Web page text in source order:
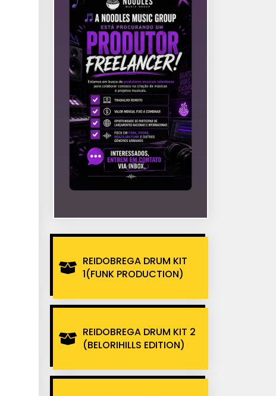
REIDOBREGA DRUM KIT
1(FUNK PRODUCTION)
REIDOBREGA DRUM KIT 2
(BELORIHILLS EDITION)